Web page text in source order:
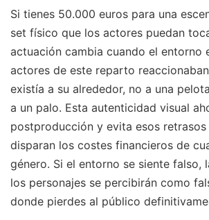
Si tienes 50.000 euros para una
set físico que los actores puedan
actuación cambia cuando el entorno
actores de este reparto
existía a su alrededor, no a una
a un palo. Esta autenticidad visual
postproducción y evita esos
disparan los costes financieros de
género. Si el entorno se siente falso,
los personajes se percibirán como
donde pierdes al público